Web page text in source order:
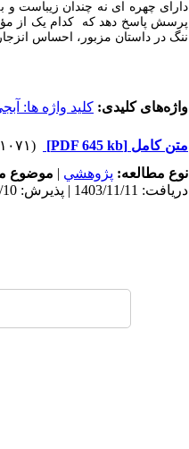
دارای چهره ای نه چندان زیباست و
پرسش پاسخ دهد که کدام یک از
ننگ در داستان مزبور، احساس
واژه‌های کلیدی: کلید واژه ها:
متن کامل [PDF 645 kb]
(۱۰۷۱ دریافت)
نوع مطالعه: پژوهشي | موضوع
دریافت: 1403/11/11 | پذیرش: 1403/10/10